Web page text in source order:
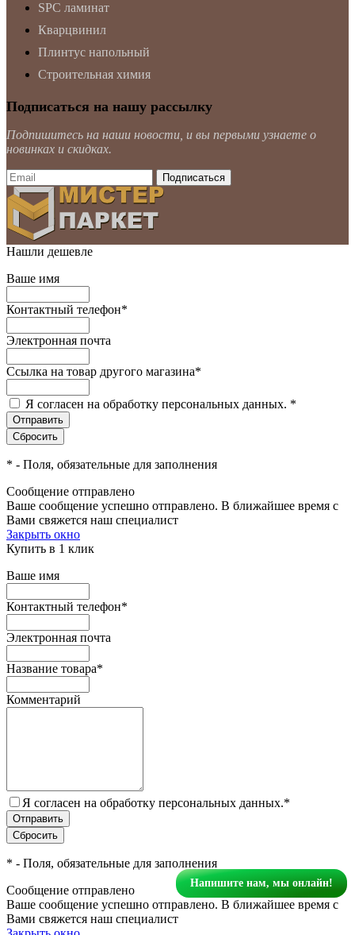
SPC ламинат
Кварцвинил
Плинтус напольный
Строительная химия
Подписаться на нашу рассылку
Подпишитесь на наши новости, и вы первыми узнаете о
новинках и скидках.
Нашли дешевле
Ваше имя
Контактный телефон*
Электронная почта
Ссылка на товар другого магазина*
Я согласен на обработку персональных данных. *
* - Поля, обязательные для заполнения
Сообщение отправлено
Ваше сообщение успешно отправлено. В ближайшее время с
Вами свяжется наш специалист
Закрыть окно
Купить в 1 клик
Ваше имя
Контактный телефон*
Электронная почта
Название товара*
Комментарий
Я согласен на обработку персональных данных.*
* - Поля, обязательные для заполнения
Сообщение отправлено
Ваше сообщение успешно отправлено. В ближайшее время с
Вами свяжется наш специалист
Напишите нам, мы онлайн!